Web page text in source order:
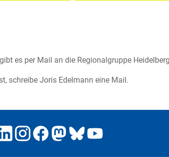
es per Mail an die Regionalgruppe
schreibe Joris Edelmann eine Mail.